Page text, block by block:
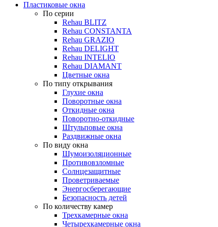
Пластиковые окна
По серии
Rehau BLITZ
Rehau CONSTANTA
Rehau GRAZIO
Rehau DELIGHT
Rehau INTELIO
Rehau DIAMANT
Цветные окна
По типу открывания
Глухие окна
Поворотные окна
Откидные окна
Поворотно-откидные
Штульповые окна
Раздвижные окна
По виду окна
Шумоизоляционные
Противовзломные
Солнцезащитные
Проветриваемые
Энергосберегающие
Безопасность детей
По количеству камер
Трехкамерные окна
Четырехкамерные окна